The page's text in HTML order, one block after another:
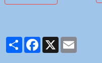
PartagerFacebook
X